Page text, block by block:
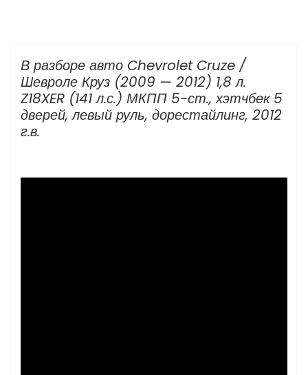
Что разбираем
В разборе авто Chevrolet Cruze /
Шевроле Круз (2009 — 2012) 1,8 л.
Z18XER (141 л.с.) МКПП 5-ст., хэтчбек 5
дверей, левый руль, дорестайлинг, 2012
г.в.